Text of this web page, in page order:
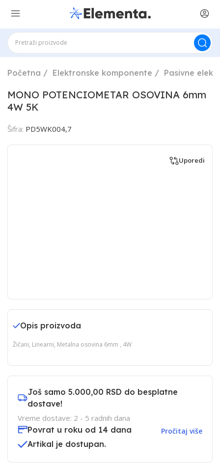
Početna Elektronske komponente Pasivne
MONO POTENCIOMETAR OSOVINA 6mm
4W 5K
Šifra: PD5WK004,7
Uporedi
Opis proizvoda
Žičani, Linearni, Metalna osovina 6mm , 4W
Još samo 5.000,00 RSD do besplatne
dostave!
Vreme dostave: 2 - 5 radnih dana
Povrat u roku od 14 dana
Pročitaj više
Artikal je dostupan.